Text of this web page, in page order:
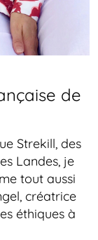
de
Strekill, des
Landes, je
tout aussi
créatrice
éthiques à